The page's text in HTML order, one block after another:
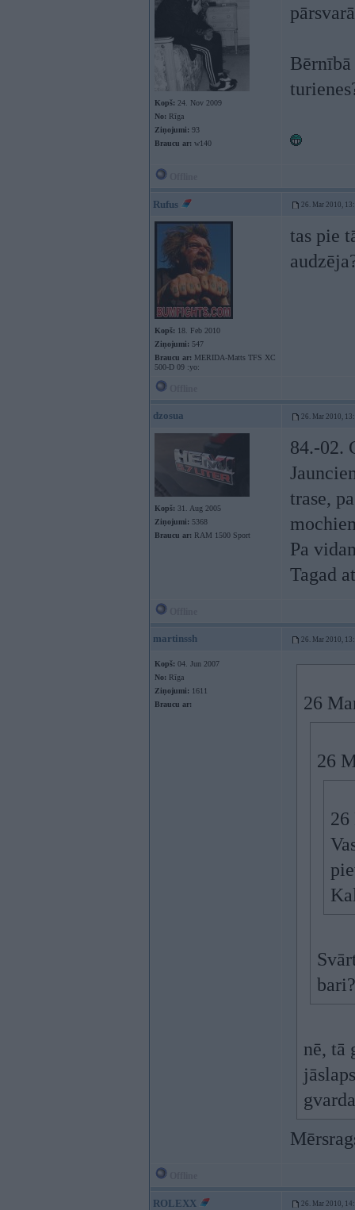
Kopš: 24. Nov 2009
No: Rīga
Ziņojumi: 93
Braucu ar: w140
Rufus 26. Mar 2010,
Kopš: 18. Feb 2010
Ziņojumi: 547
Braucu ar: MERIDA-Matts TFS XC
500-D 09 :yo:
tas pie
dzosua 26. Mar 2010,
Kopš: 31. Aug 2005
Ziņojumi: 5368
Braucu ar: RAM 1500 Sport
84.-02.
trase,
Pa
Tagad
martinssh 26. Mar 2010,
Kopš: 04. Jun 2007
No: Rīga
Ziņojumi: 1611
Braucu ar:
26
26
26
nē, tā
ROLEXX 26. Mar 2010,